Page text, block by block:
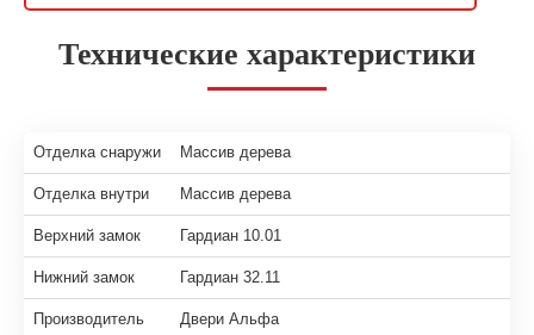
Технические характеристики
Отделка снаружи Массив дерева
Отделка внутри Массив дерева
Верхний замок Гардиан 10.01
Нижний замок Гардиан 32.11
Производитель Двери Альфа